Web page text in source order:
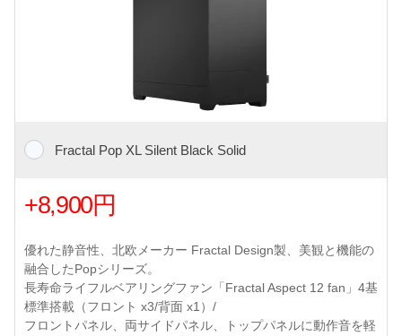
Fractal Pop XL Silent Black Solid
+8,900円
優れた静音性、北欧メーカー Fractal Design製、美観と機能の
融合したPopシリーズ。
長寿命ライフルベアリングファン「Fractal Aspect 12 fan」4基
標準搭載（フロント x3/背面 x1）/
フロントパネル、両サイドパネル、トップパネルに動作音を軽